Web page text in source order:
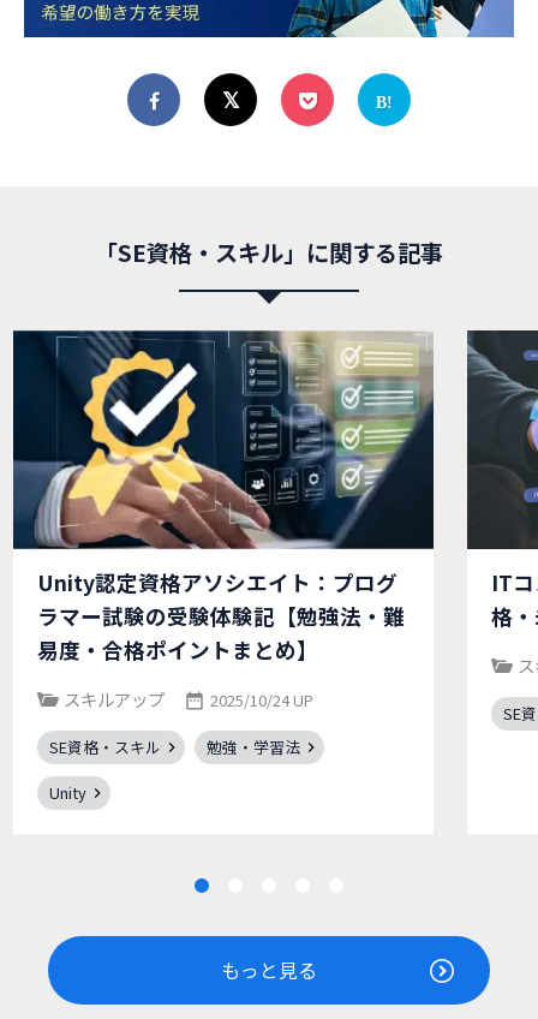
「SE資格・スキル」に関する記事
Unity認定資格アソシエイト：プログ
ラマー試験の受験体験記【勉強法・難
易度・合格ポイントまとめ】
スキルアップ 2025/10/24 UP
SE資格・スキル
勉強・学習法
Unity
IT
格
SE
もっと見る